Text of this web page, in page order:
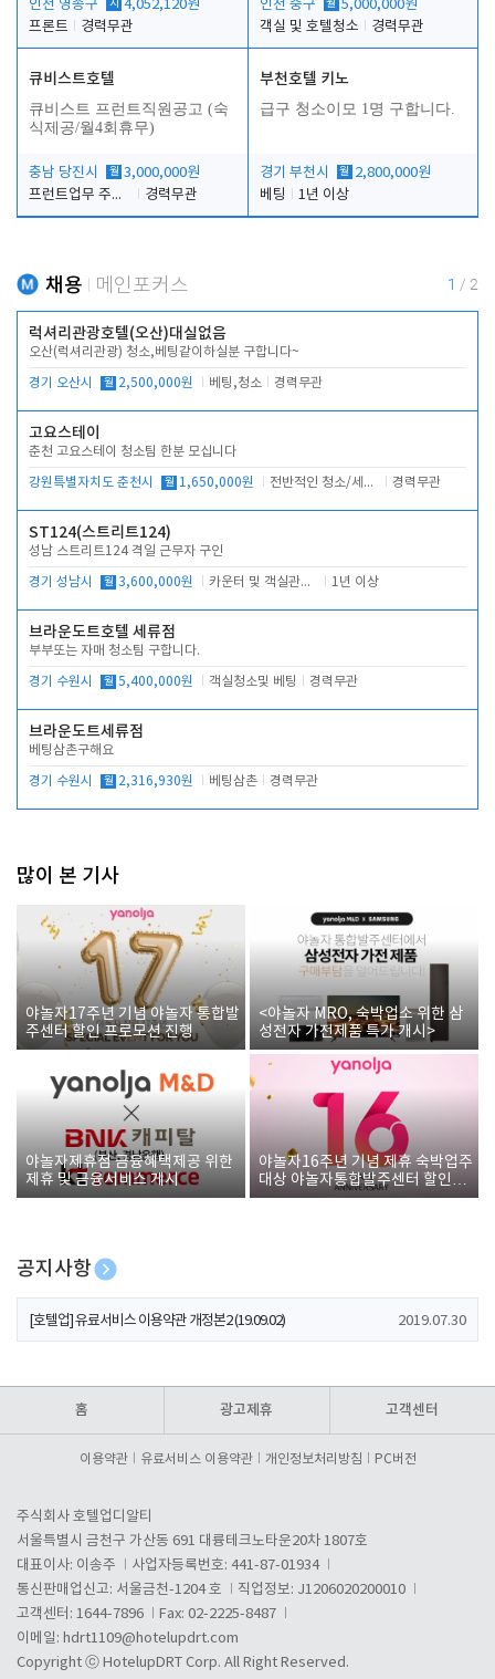
인천 영종구 시 4,052,120원
프론트
경력무관
인천 중구 월 5,000,000원
객실 및 호텔청소
경력무관
큐비스트호텔
큐비스트 프런트직원공고 (숙
식제공/월4회휴무)
충남 당진시 월 3,000,000원
프런트업무 주간, 야간
경력무관
부천호텔 키노
급구 청소이모 1명 구합니다.
경기 부천시 월 2,800,000원
베팅
1년 이상
채용 메인포커스 1 / 2
럭셔리관광호텔(오산)대실없음
오산(럭셔리관광) 청소,베팅같이하실분 구합니다~
경기 오산시 월 2,500,000원 베팅,청소 경력무관
고요스테이
춘천 고요스테이 청소팀 한분 모십니다
강원특별자치도 춘천시 월 1,650,000원 전반적인 청소/세탁업무 경력무관
ST124(스트리트124)
성남 스트리트124 격일 근무자 구인
경기 성남시 월 3,600,000원 카운터 및 객실관리 전반 1년 이상
브라운도트호텔 세류점
부부또는 자매 청소팀 구합니다.
경기 수원시 월 5,400,000원 객실청소및 베팅 경력무관
브라운도트세류점
베팅삼촌구해요
경기 수원시 월 2,316,930원 베팅삼촌 경력무관
많이 본 기사
야놀자17주년 기념 야놀자 통합발
주센터 할인 프로모션 진행
<야놀자 MRO, 숙박업소 위한 삼
성전자 가전제품 특가 개시>
야놀자제휴점 금융혜택제공 위한
제휴 및 금융서비스 게시
야놀자16주년 기념 제휴 숙박업주
대상 야놀자통합발주센터 할인쿠
폰 증정
공지사항
[호텔업] 개인정보 처리방침 개정본1 (19.09.02)
[호텔업] 유료서비스 이용약관 개정본2 (19.09.02) 2019.07.30
홈 광고제휴 고객센터
이용약관 유료서비스 이용약관 개인정보처리방침 PC버전
주식회사 호텔업디알티
서울특별시 금천구 가산동 691 대륭테크노타운20차 1807호
대표이사: 이송주
사업자등록번호: 441-87-01934
통신판매업신고: 서울금천-1204 호
직업정보: J1206020200010
고객센터: 1644-7896
Fax: 02-2225-8487
이메일: hdrt1109@hotelupdrt.com
Copyright ⓒ HotelupDRT Corp. All Right Reserved.